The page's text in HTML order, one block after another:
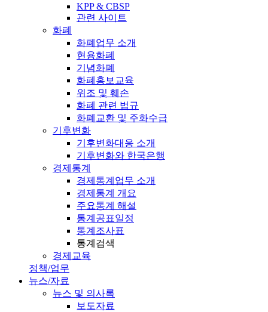
KPP & CBSP
관련 사이트
화폐
화폐업무 소개
현용화폐
기념화폐
화폐홍보교육
위조 및 훼손
화폐 관련 법규
화폐교환 및 주화수급
기후변화
기후변화대응 소개
기후변화와 한국은행
경제통계
경제통계업무 소개
경제통계 개요
주요통계 해설
통계공표일정
통계조사표
통계검색
경제교육
정책/업무
뉴스/자료
뉴스 및 의사록
보도자료